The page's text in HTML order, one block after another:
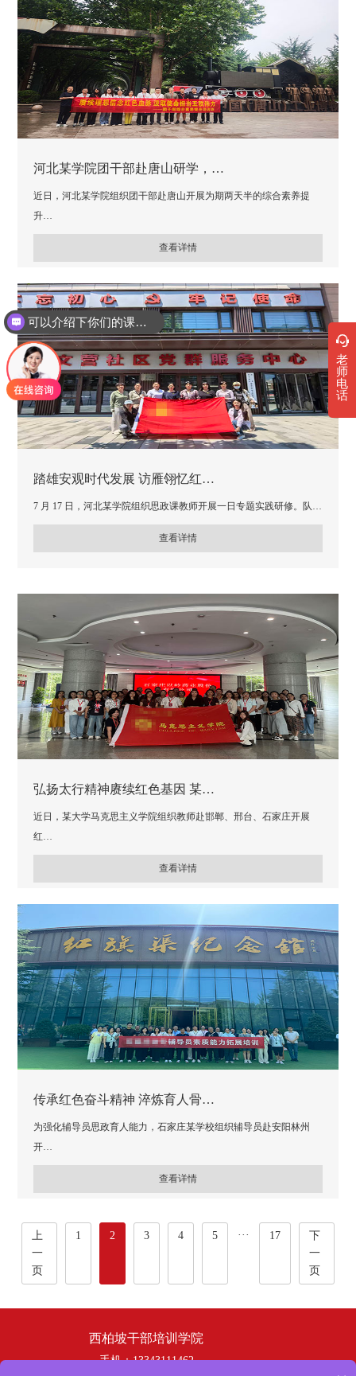
河北某学院团干部赴唐山研学，…
近日，河北某学院组织团干部赴唐山开展为期两天半的综合素养提
升…
查看详情
踏雄安观时代发展 访雁翎忆红…
7 月 17 日，河北某学院组织思政课教师开展一日专题实践研修。队…
查看详情
弘扬太行精神赓续红色基因 某…
近日，某大学马克思主义学院组织教师赴邯郸、邢台、石家庄开展
红…
查看详情
传承红色奋斗精神 淬炼育人骨…
为强化辅导员思政育人能力，石家庄某学校组织辅导员赴安阳林州
开…
查看详情
上
一
页
1 2 3 4 5 ··· 17
下
一
页
西柏坡干部培训学院
手机：13343111462
老
师
电
话
可以介绍下你们的课程吗？